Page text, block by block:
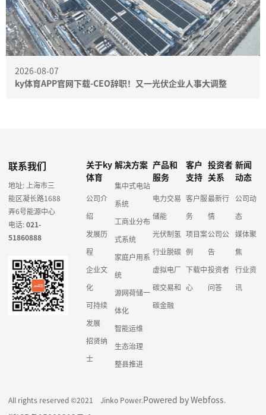
2026-08-07
ky体育APP官网下载-CEO辞职！又一光伏企业人事大调整
联系我们
地址: 上海市三
能区凝长路1688
弄6号能源中心
电话:021-
51860888
关于ky
体育
公司介
绍
发展历
程
企业文
化
可持续
发展
招贤纳
士
解决方案
集中式电站
系统
工商业分布
式系统
家庭户用系
统
源网荷储一
体化
智能运维
生态治理
整县推进
产品和
服务
电力交易
储能
光伏制氢
行业脱碳
虚拟电厂
碳交易和
碳金融
客户
支持
客户服
务
项目案
例
下载中
心
投资者
关系
最新行
情
公司公
告
投资者
问答
新闻
动态
公司动
态
媒体聚
焦
行业资
讯
All rights reserved ©2021 Jinko Power.Powered by Webfoss.